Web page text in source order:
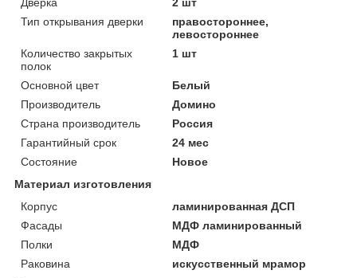
Тип открывания дверки
правостороннее,
левостороннее
Количество закрытых
полок
1 шт
Основной цвет
Белый
Производитель
Домино
Страна производитель
Россия
Гарантийный срок
24 мес
Состояние
Новое
Материал изготовления
Корпус
ламинированная ДСП
Фасады
МДФ ламинированный
Полки
МДФ
Раковина
искусственный мрамор